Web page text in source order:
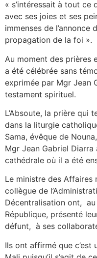
« s’intéressait à tout ce
avec ses joies et ses
immenses de l’annonce
propagation de la foi ».
Au moment des prières
a été célébrée sans
exprimée par Mgr Jean
testament spirituel.
L’Absoute, la prière qui
dans la liturgie
Sama, évêque de
Mgr Jean Gabriel
cathédrale où il a été
Le ministre des Affaires
collègue de
Décentralisation ont,
République, présenté
défunt, à ses
Ils ont affirmé que